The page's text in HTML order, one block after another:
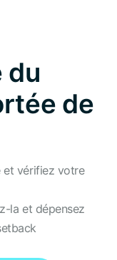
du
de
et vérifiez votre
la et dépensez